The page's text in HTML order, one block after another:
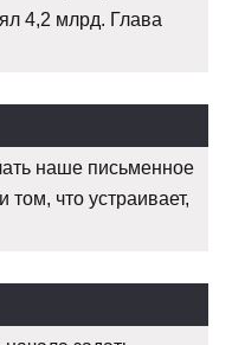
4,2 млрд. Глава
наше письменное
что устраивает,